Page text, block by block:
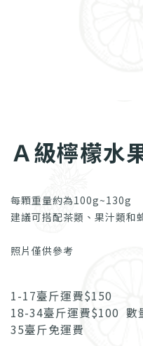
Ａ級檸檬水
每顆重量約為100g~130g
建議可搭配茶類、果汁類和
照片僅供參考
1-17臺斤運費$150
18-34臺斤運費$100
35臺斤免運費
數